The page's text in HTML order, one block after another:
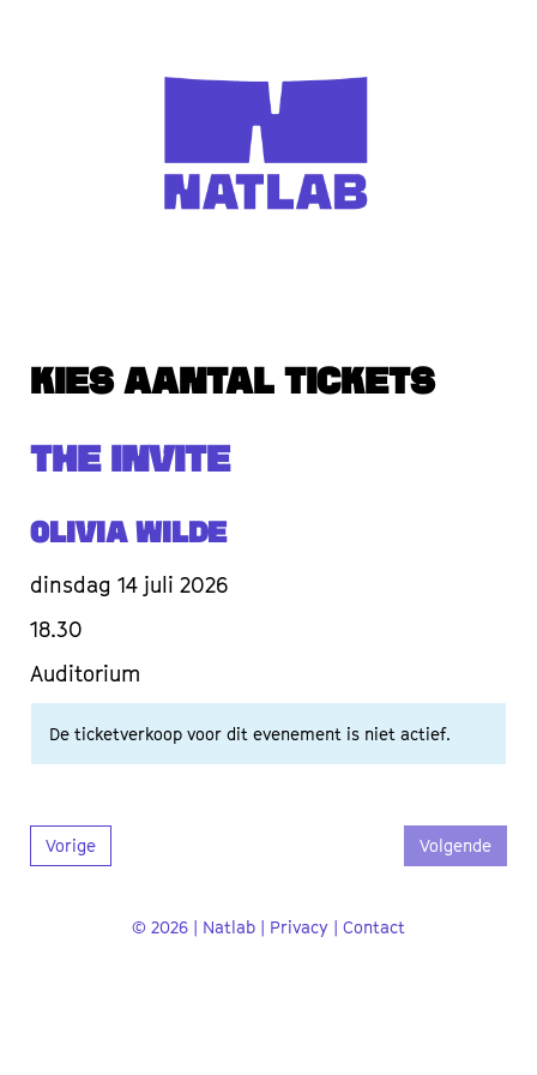
KIES AANTAL TICKETS
THE INVITE
Olivia Wilde
dinsdag 14 juli 2026
18.30
Auditorium
De ticketverkoop voor dit evenement is niet actief.
Vorige Volgende
© 2026 | Natlab | Privacy | Contact